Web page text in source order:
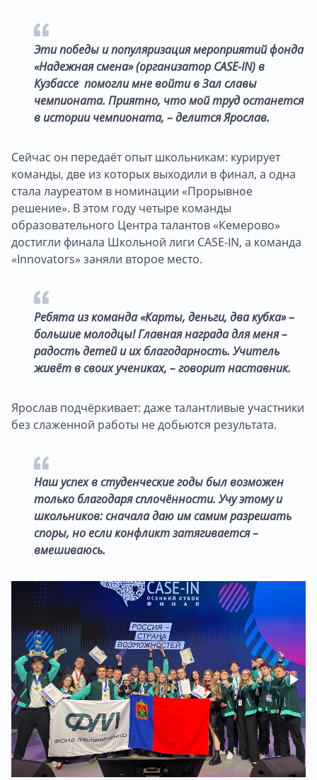
Эти победы и популяризация мероприятий фонда
«Надежная смена» (организатор CASE-IN) в
Кузбассе помогли мне войти в Зал славы
чемпионата. Приятно, что мой труд останется
в истории чемпионата, – делится Ярослав.
Сейчас он передаёт опыт школьникам: курирует
команды, две из которых выходили в финал, а одна
стала лауреатом в номинации «Прорывное
решение». В этом году четыре команды
образовательного Центра талантов «Кемерово»
достигли финала Школьной лиги CASE-IN, а команда
«Innovators» заняли второе место.
Ребята из команда «Карты, деньги, два кубка» –
большие молодцы! Главная награда для меня –
радость детей и их благодарность. Учитель
живёт в своих учениках, – говорит наставник.
Ярослав подчёркивает: даже талантливые участники
без слаженной работы не добьются результата.
Наш успех в студенческие годы был возможен
только благодаря сплочённости. Учу этому и
школьников: сначала даю им самим разрешать
споры, но если конфликт затягивается –
вмешиваюсь.